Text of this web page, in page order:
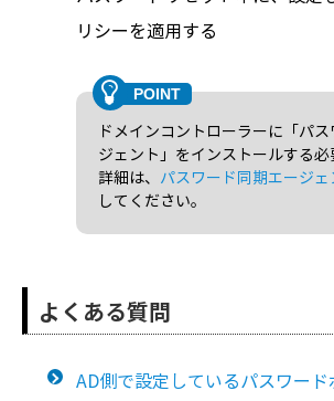
リシーを適用する
ドメインコントローラーに「パ
ジェント」をインストールする必
詳細は、 パスワード同期エージ
してください。
よくある質問
AD側で設定しているパスワー